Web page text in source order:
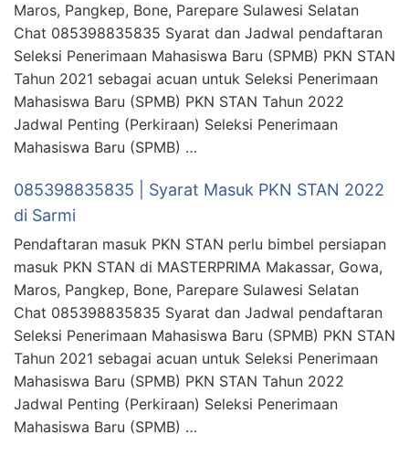
Maros, Pangkep, Bone, Parepare Sulawesi Selatan
Chat 085398835835 Syarat dan Jadwal pendaftaran
Seleksi Penerimaan Mahasiswa Baru (SPMB) PKN STAN
Tahun 2021 sebagai acuan untuk Seleksi Penerimaan
Mahasiswa Baru (SPMB) PKN STAN Tahun 2022
Jadwal Penting (Perkiraan) Seleksi Penerimaan
Mahasiswa Baru (SPMB) …
085398835835 | Syarat Masuk PKN STAN 2022
di Sarmi
Pendaftaran masuk PKN STAN perlu bimbel persiapan
masuk PKN STAN di MASTERPRIMA Makassar, Gowa,
Maros, Pangkep, Bone, Parepare Sulawesi Selatan
Chat 085398835835 Syarat dan Jadwal pendaftaran
Seleksi Penerimaan Mahasiswa Baru (SPMB) PKN STAN
Tahun 2021 sebagai acuan untuk Seleksi Penerimaan
Mahasiswa Baru (SPMB) PKN STAN Tahun 2022
Jadwal Penting (Perkiraan) Seleksi Penerimaan
Mahasiswa Baru (SPMB) …